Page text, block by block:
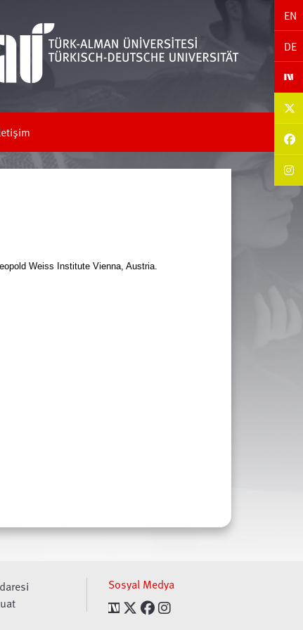
EN
DE
Weiss Institute Vienna, Austria.
Sosyal Medya